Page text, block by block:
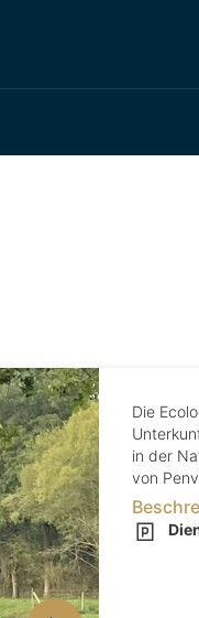
Die
in der
von